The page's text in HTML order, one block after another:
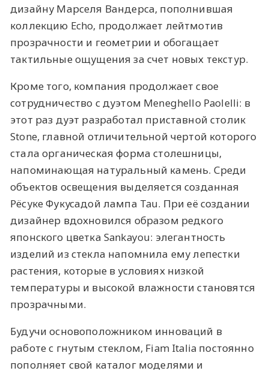
дизайну Марселя Вандерса, пополнившая
коллекцию Echo, продолжает лейтмотив
прозрачности и геометрии и обогащает
тактильные ощущения за счет новых текстур.
Кроме того, компания продолжает свое
сотрудничество с дуэтом Meneghello Paolelli: в
этот раз дуэт разработал приставной столик
Stone, главной отличительной чертой которого
стала органическая форма столешницы,
напоминающая натуральный камень. Среди
объектов освещения выделяется созданная
Рёсуке Фукусадой лампа Tau. При её создании
дизайнер вдохновился образом редкого
японского цветка Sankayou: элегантность
изделий из стекла напомнила ему лепестки
растения, которые в условиях низкой
температуры и высокой влажности становятся
прозрачными.
Будучи основоположником инноваций в
работе с гнутым стеклом, Fiam Italia постоянно
пополняет свой каталог моделями и